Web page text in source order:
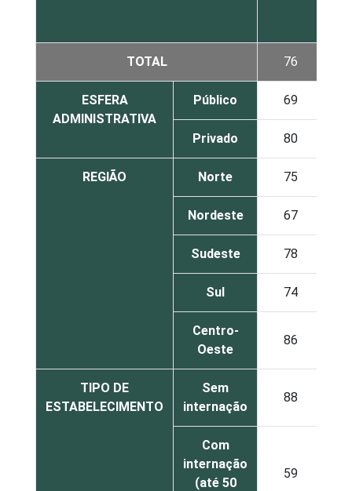
TOTAL 76
ESFERA
ADMINISTRATIVA
Público 69
Privado 80
REGIÃO Norte 75
Nordeste 67
Sudeste 78
Sul 74
Centro-
Oeste
86
TIPO DE
ESTABELECIMENTO
Sem
internação
88
Com
internação
(até 50
59